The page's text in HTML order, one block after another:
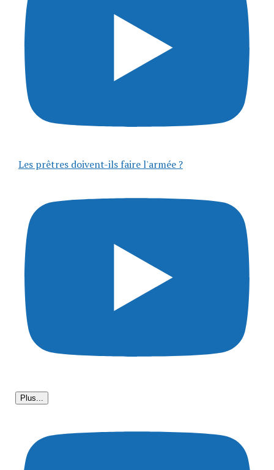
Les prêtres doivent-ils faire l'armée ?
Plus...